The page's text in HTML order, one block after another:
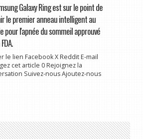
Galaxy Ring est sur le point de
le premier anneau intelligent au
pour l'apnée du sommeil approuvé
le lien Facebook X Reddit E-mail
cet article 0 Rejoignez la
Suivez-nous Ajoutez-nous